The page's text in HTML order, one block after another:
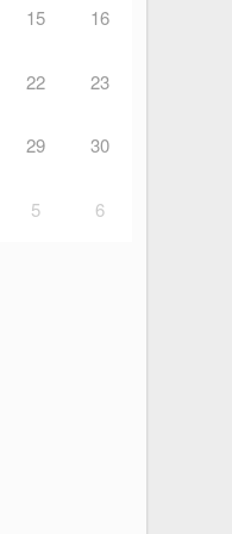
15 16
22 23
29 30
5 6